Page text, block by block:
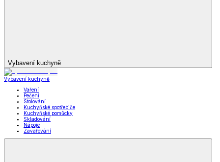
Vybavení kuchyně
Vybavení kuchyně
Vaření
Pečení
Stolování
Kuchyňské spotřebiče
Kuchyňské pomůcky
Skladování
Nápoje
Zavařování